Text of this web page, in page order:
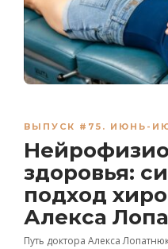
ВЫПУСК #75. ИЮНЬ-
здоровья:
подход
Алекса
Путь доктора Алекса